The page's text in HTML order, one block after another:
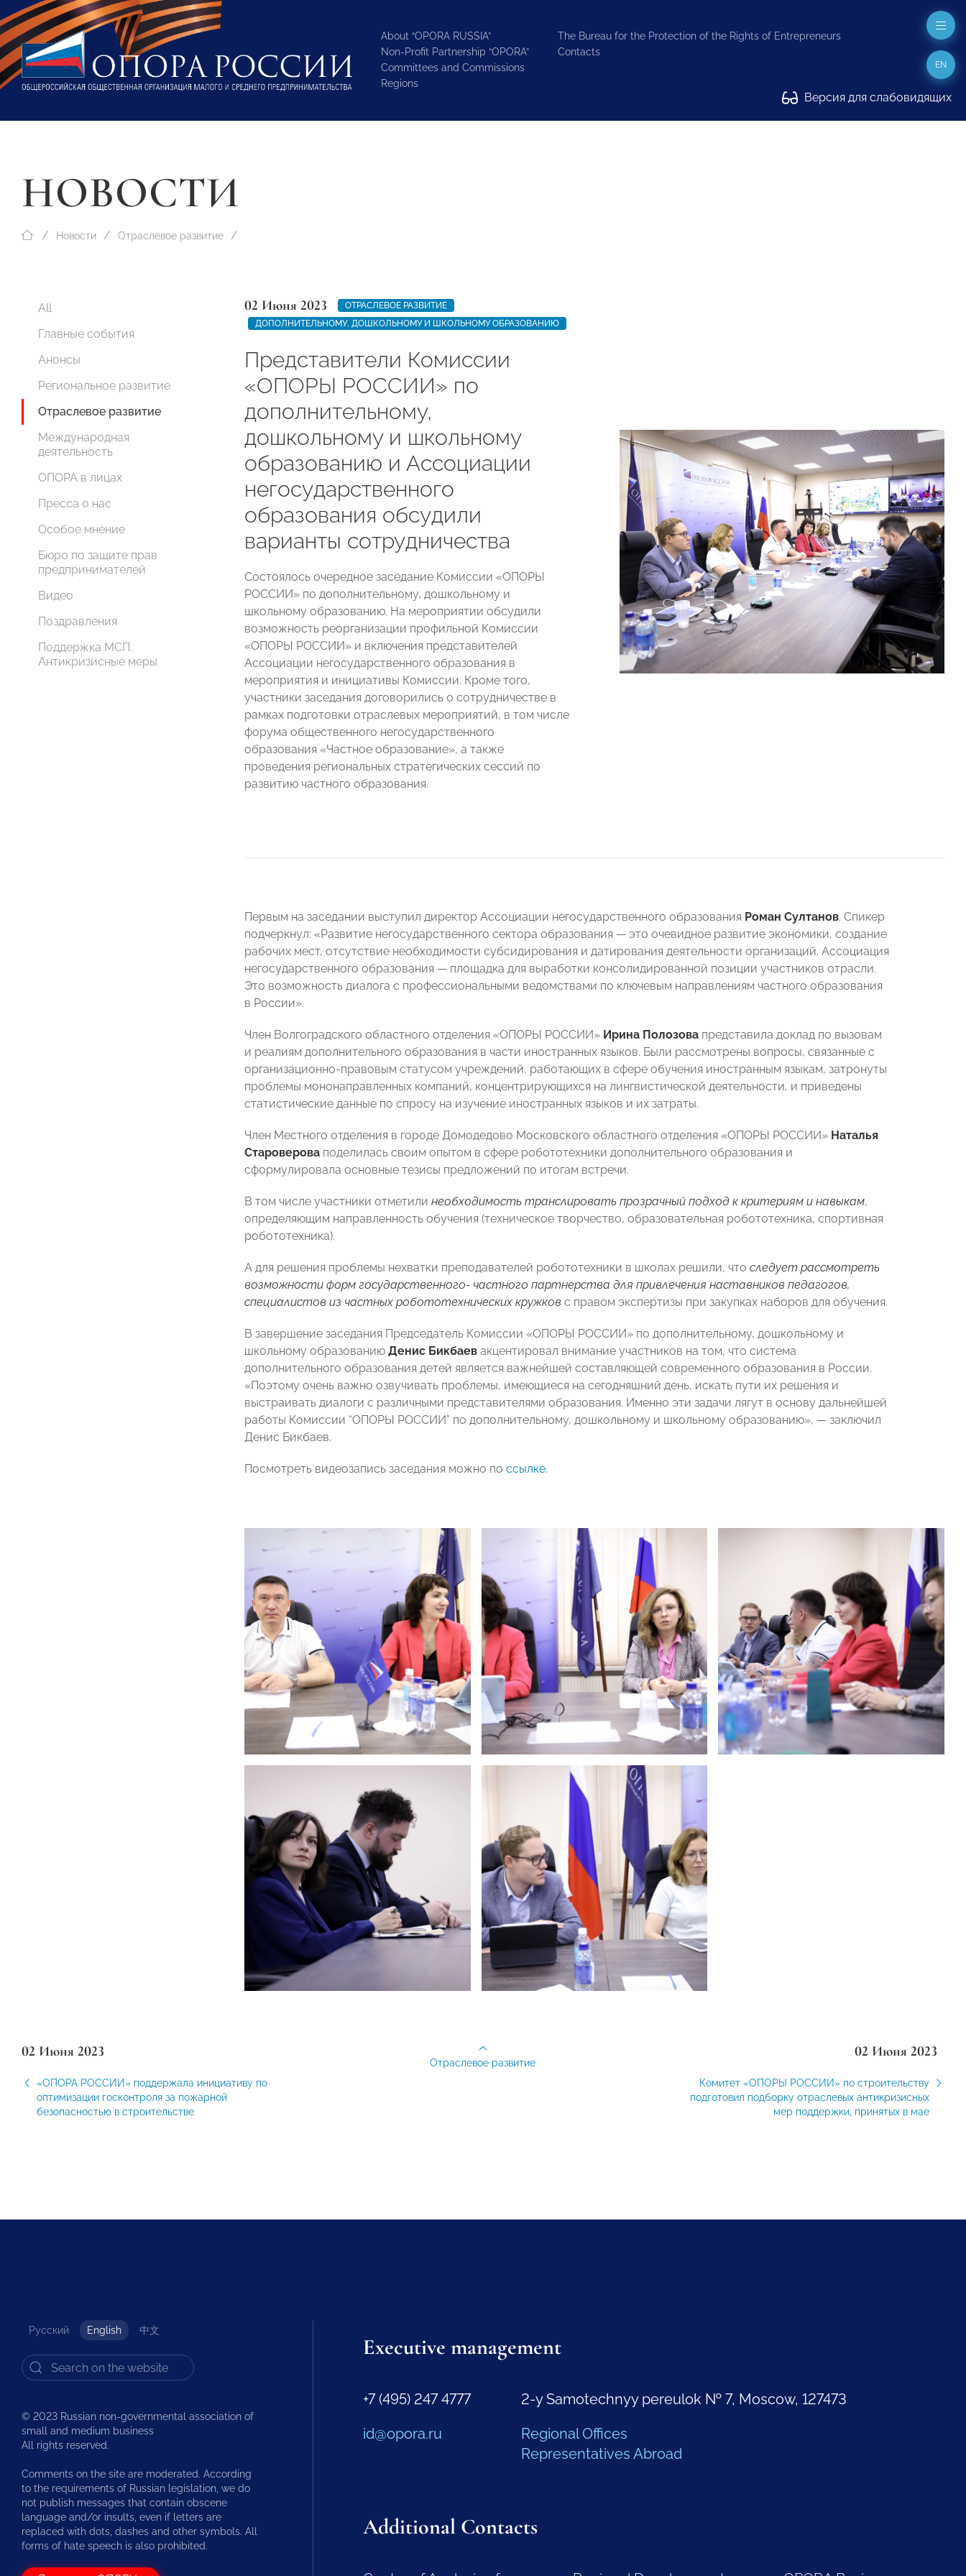
About “OPORA RUSSIA”
Non-Profit Partnership “OPORA”
Committees and Commissions
Regions
The Bureau for the Protection of the Rights of Entrepreneurs
Contacts
Версия для слабовидящих
EN
НОВОСТИ
Новости Отраслевое развитие
All
Главные события
Анонсы
Региональное развитие
Отраслевое развитие
Международная
деятельность
ОПОРА в лицах
Пресса о нас
Особое мнение
Бюро по защите прав
предпринимателей
Видео
Поздравления
Поддержка МСП.
Антикризисные меры
02 Июня 2023
ОТРАСЛЕВОЕ РАЗВИТИЕ
ДОПОЛНИТЕЛЬНОМУ, ДОШКОЛЬНОМУ И ШКОЛЬНОМУ ОБРАЗОВАНИЮ
Представители Комиссии
«ОПОРЫ РОССИИ» по
дополнительному,
дошкольному и школьному
образованию и Ассоциации
негосударственного
образования обсудили
варианты сотрудничества
Состоялось очередное заседание Комиссии «ОПОРЫ
РОССИИ» по дополнительному, дошкольному и
школьному образованию. На мероприятии обсудили
возможность реорганизации профильной Комиссии
«ОПОРЫ РОССИИ» и включения представителей
Ассоциации негосударственного образования в
мероприятия и инициативы Комиссии. Кроме того,
участники заседания договорились о сотрудничестве в
рамках подготовки отраслевых мероприятий, в том числе
форума общественного негосударственного
образования «Частное образование», а также
проведения региональных стратегических сессий по
развитию частного образования.
Первым на заседании выступил директор Ассоциации негосударственного образования Роман Султанов. Спикер
подчеркнул: «Развитие негосударственного сектора образования — это очевидное развитие экономики, создание
рабочих мест, отсутствие необходимости субсидирования и датирования деятельности организаций. Ассоциация
негосударственного образования — площадка для выработки консолидированной позиции участников отрасли.
Это возможность диалога с профессиональными ведомствами по ключевым направлениям частного образования
в России».
Член Волгоградского областного отделения «ОПОРЫ РОССИИ» Ирина Полозова представила доклад по вызовам
и реалиям дополнительного образования в части иностранных языков. Были рассмотрены вопросы, связанные с
организационно-правовым статусом учреждений, работающих в сфере обучения иностранным языкам, затронуты
проблемы мононаправленных компаний, концентрирующихся на лингвистической деятельности, и приведены
статистические данные по спросу на изучение иностранных языков и их затраты.
Член Местного отделения в городе Домодедово Московского областного отделения «ОПОРЫ РОССИИ» Наталья
Староверова поделилась своим опытом в сфере робототехники дополнительного образования и
сформулировала основные тезисы предложений по итогам встречи.
В том числе участники отметили необходимость транслировать прозрачный подход к критериям и навыкам,
определяющим направленность обучения (техническое творчество, образовательная робототехника, спортивная
робототехника).
А для решения проблемы нехватки преподавателей робототехники в школах решили, что следует рассмотреть
возможности форм государственного- частного партнерства для привлечения наставников педагогов,
специалистов из частных робототехнических кружков с правом экспертизы при закупках наборов для обучения.
В завершение заседания Председатель Комиссии «ОПОРЫ РОССИИ» по дополнительному, дошкольному и
школьному образованию Денис Бикбаев акцентировал внимание участников на том, что система
дополнительного образования детей является важнейшей составляющей современного образования в России.
«Поэтому очень важно озвучивать проблемы, имеющиеся на сегодняшний день, искать пути их решения и
выстраивать диалоги с различными представителями образования. Именно эти задачи лягут в основу дальнейшей
работы Комиссии “ОПОРЫ РОССИИ” по дополнительному, дошкольному и школьному образованию», — заключил
Денис Бикбаев.
Посмотреть видеозапись заседания можно по ссылке.
02 Июня 2023
«ОПОРА РОССИИ» поддержала инициативу по
оптимизации госконтроля за пожарной
безопасностью в строительстве
02 Июня 2023
Комитет «ОПОРЫ РОССИИ» по строительству
подготовил подборку отраслевых антикризисных
мер поддержки, принятых в мае
Отраслевое развитие
Русский English 中文
© 2023 Russian non-governmental association of
small and medium business
All rights reserved.
Comments on the site are moderated. According
to the requirements of Russian legislation, we do
not publish messages that contain obscene
language and/or insults, even if letters are
replaced with dots, dashes and other symbols. All
forms of hate speech is also prohibited.
Executive management
+7 (495) 247 4777
id@opora.ru
2-y Samotechnyy pereulok № 7, Moscow, 127473
Regional Offices
Representatives Abroad
Additional Contacts